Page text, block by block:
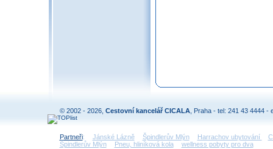
© 2002 - 2026, Cestovní kancelář CICALA , Praha - tel: 241 43 4444 -
Partneři: Jánské Lázně Špindlerův Mlýn Harrachov ubytování
Špindlerův Mlýn
Pneu, hliníková kola wellness pobyty pro dva